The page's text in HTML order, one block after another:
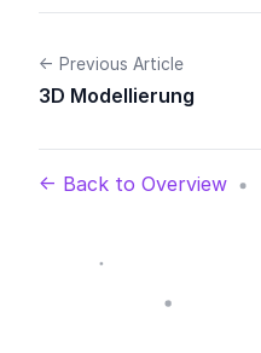
← Previous Article
3D Modellierung
← Back to Overview